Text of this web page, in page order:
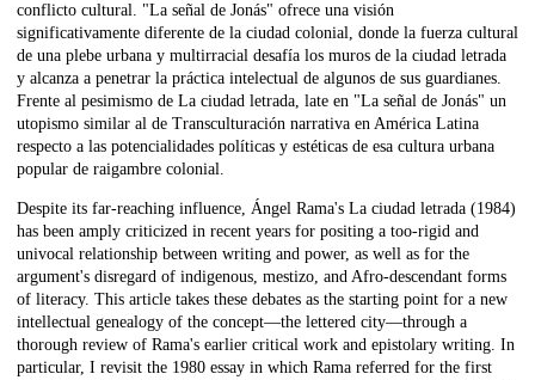
conflicto cultural. "La señal de Jonás" ofrece una visión
significativamente diferente de la ciudad colonial, donde la fuerza cultural
de una plebe urbana y multirracial desafía los muros de la ciudad letrada
y alcanza a penetrar la práctica intelectual de algunos de sus guardianes.
Frente al pesimismo de La ciudad letrada, late en "La señal de Jonás" un
utopismo similar al de Transculturación narrativa en América Latina
respecto a las potencialidades políticas y estéticas de esa cultura urbana
popular de raigambre colonial.
Despite its far-reaching influence, Ángel Rama's La ciudad letrada (1984)
has been amply criticized in recent years for positing a too-rigid and
univocal relationship between writing and power, as well as for the
argument's disregard of indigenous, mestizo, and Afro-descendant forms
of literacy. This article takes these debates as the starting point for a new
intellectual genealogy of the concept—the lettered city—through a
thorough review of Rama's earlier critical work and epistolary writing. In
particular, I revisit the 1980 essay in which Rama referred for the first